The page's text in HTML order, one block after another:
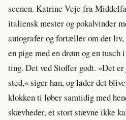
scenen. Katrine Veje fra
italiensk mester og pokalvinder
autografer og fortæller om det
en pige med en drøm og en
ting. Det ved Stoffer godt. »Det
sted,« siger han, og lader det
klokken ti løber samtidig med
skævheder, et stort stævne ikke